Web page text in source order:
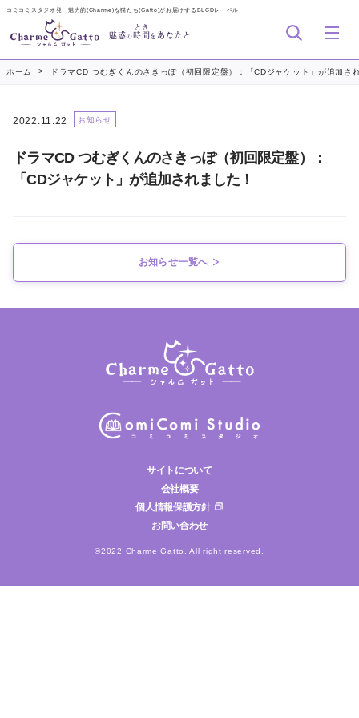
コミコミスタジオ発、魅力的(Charme)な猫たち(Gatto)がお届けするBLCDレーベル
魅惑の 時間
とき
を あなたと
ホーム > ドラマCD つむぎくんのさきっぽ（初回限定盤）：「CDジャケット」が追加さ
2022.11.22 お知らせ
ドラマCD つむぎくんのさきっぽ（初回限定盤）：
「CDジャケット」が追加されました！
お知らせ一覧へ
サイトについて
会社概要
個人情報保護方針
お問い合わせ
©2022 Charme Gatto. All right reserved.